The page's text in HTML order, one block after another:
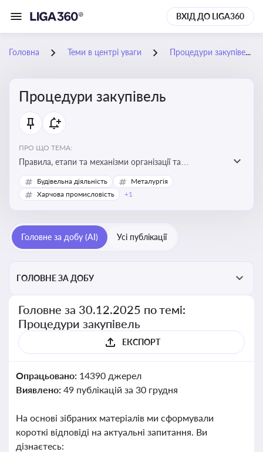
ВХІД ДО LIGA360
Головна Теми в центрі уваги Процедури закупівель
Процедури закупівель
ПРО ЩО ТЕМА:
Правила, етапи та механізми організації та
проведення закупівель товарів, робіт та послуг за
державні чи публічні кошти
Будівельна діяльність
Металургія
Харчова промисловість
+1
Головне за добу (AI) Усі публікації
ГОЛОВНЕ ЗА ДОБУ
Головне за 30.12.2025 по темі:
Процедури закупівель
ЕКСПОРТ
Опрацьовано: 14390 джерел
Виявлено: 49 публікацій за 30 грудня
На основі зібраних матеріалів ми сформували
короткі відповіді на актуальні запитання. Ви
дізнаєтесь: